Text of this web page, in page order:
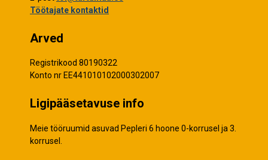
Töötajate kontaktid
Arved
Registrikood 80190322
Konto nr EE441010102000302007
Ligipääsetavuse info
Meie tööruumid asuvad Pepleri 6 hoone 0-korrusel ja 3.
korrusel.